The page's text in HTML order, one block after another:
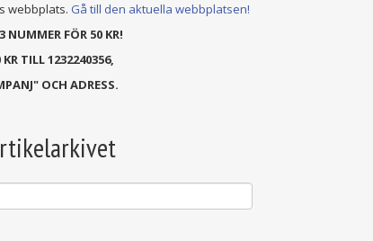
webbplats. Gå till den aktuella webbplatsen!
NUMMER FÖR 50 KR!
TILL 1232240356,
OCH ADRESS.